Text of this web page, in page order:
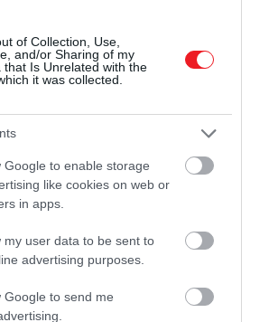
of Collection, Use,
and/or Sharing of my
that Is Unrelated with the
it was collected.
Google to enable storage
like cookies on web or
in apps.
my user data to be sent to
advertising purposes.
Google to send me
előadóit felvonultató
soha napvilágot látni. Főleg, hogy
kétszámjegyű meg nem jelent
olyanok is, amiről hallottunk
menet közben el lett vetve, West
másnak fogott neki.
DONDA DONDA 2
JÚLIUS 30. ● KULTÚRA